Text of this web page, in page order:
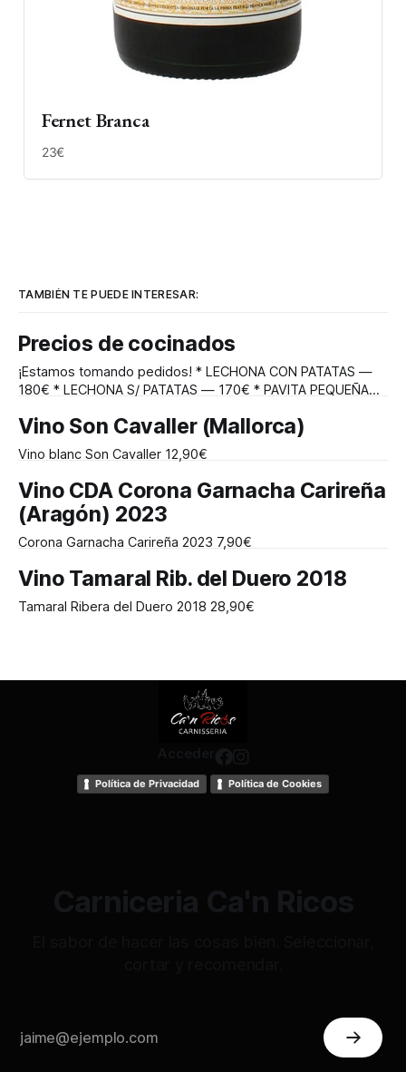
Fernet Branca
23€
TAMBIÉN TE PUEDE INTERESAR:
Precios de cocinados
¡Estamos tomando pedidos! * LECHONA CON PATATAS —
180€ * LECHONA S/ PATATAS — 170€ * PAVITA PEQUEÑA
PAVO 7/8 KG CON PATATAS — 90€ * PAVO 7/8 KG S/
PERSONAS) — 60€ * PIERNA DE CORDERO S/ PATATAS —
50€ * PATO
Vino Son Cavaller (Mallorca)
Vino blanc Son Cavaller 12,90€
Vino CDA Corona Garnacha Carireña
(Aragón) 2023
Corona Garnacha Carireña 2023 7,90€
Vino Tamaral Rib. del Duero 2018
Tamaral Ribera del Duero 2018 28,90€
Política de Privacidad Política de Cookies